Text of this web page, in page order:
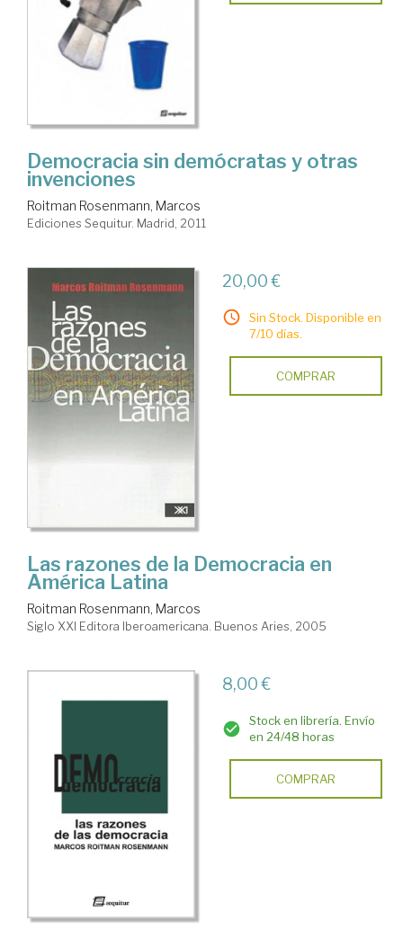
Democracia sin demócratas y otras
invenciones
Roitman Rosenmann, Marcos
Ediciones Sequitur. Madrid, 2011
20,00 €
Sin Stock. Disponible en
7/10 días.
COMPRAR
Las razones de la Democracia en
América Latina
Roitman Rosenmann, Marcos
Siglo XXI Editora Iberoamericana. Buenos Aries, 2005
8,00 €
Stock en librería. Envío
en 24/48 horas
COMPRAR